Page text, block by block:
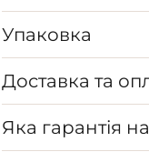
Упаковка
Доставка та
Яка гарантія